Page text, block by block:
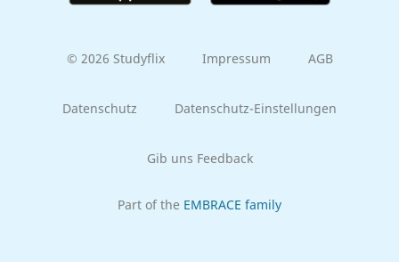
© 2026 Studyflix Impressum AGB
Datenschutz Datenschutz-Einstellungen
Gib uns Feedback
Part of the EMBRACE family